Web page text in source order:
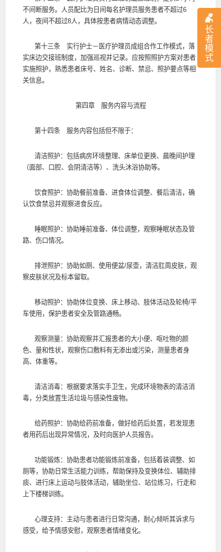
长
者
模
式
不间断服务。人员配比为日间每名护理员服务患者不超过6
人，夜间不超过8人，具体按患者病情动态调整。
第十三条 实行护士－医疗护理员成组合作工作模式，落
实床边交接班制度，加强巡视并记录。应按照照护方案对患者
实施照护，熟悉患者床号、姓名、诊断、禁忌、照护要点等相
关信息。
第四章 服务内容与流程
第十四条 服务内容包括但不限于：
清洁照护：包括病房环境整理、床单位更换、晨晚间护理
（面部、口腔、会阴清洁等）、洗头沐浴协助等。
饮食照护：协助餐前准备、进食体位调整、餐后清洁，确
认饮食禁忌并观察进食反应。
睡眠照护：协助睡前准备、体位调整，观察睡眠状态及管
路、伤口情况。
排泄照护：协助如厕、使用便盆/尿壶，清洁肛周皮肤，观
察皮肤状况及标本留取。
移动照护：协助体位变换、床上移动、肢体活动及轮椅/平
车使用，保护患者安全及管路通畅。
观察测量：协助观察并汇报患者的大小便、呕吐物的颜
色、量和性状，观察伤口敷料有无渗出或污染，测量患者身
高、体重等。
清洁消毒：根据要求落实手卫生，完成环境物表的清洁消
毒，分类放置生活垃圾与感染性废物。
给药照护：协助给药前准备，做好给药后处置，若发现患
者用药后出现异常情况，及时向医护人员报告。
功能锻炼：协助患者功能锻炼前准备，包括着装调整、如
厕等，协助日常生活能力训练，帮助保持及变换体位、辅助排
痰、进行床上运动与肢体活动，辅助坐位、站位练习，行走和
上下楼梯训练。
心理支持：主动与患者进行日常沟通，耐心倾听其诉求与
感受，给予情感安慰，观察患者情绪变化。